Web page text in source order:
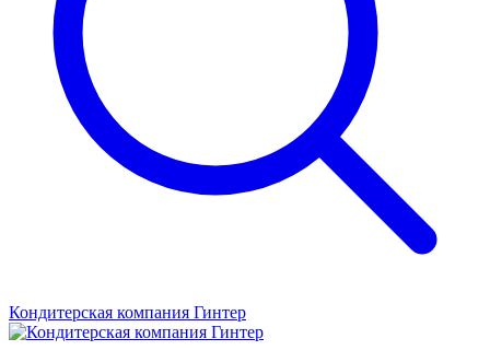
Кондитерская компания Гинтер